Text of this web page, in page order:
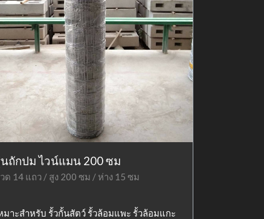
ถักปม ไวน์แมน 200 ซม
ด 14 แถว / สูง 200 ซม / ห่าง 15 ซม
มาะสำหรับ รั้วกั้นสัตว์ รั้วล้อมแพะ รั้วล้อมแกะ